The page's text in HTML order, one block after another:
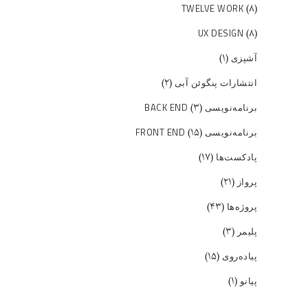
TWELVE WORK (۸)
UX DESIGN (۸)
آشپزی (۱)
انتشارات پنگوئن آبی (۲)
برنامه‌نویسی BACK END (۳)
برنامه‌نویسی FRONT END (۱۵)
پادکست‌ها (۱۷)
پرواز(۲۱)
پروژه‌ها (۴۳)
پلیمر(۳)
پیاده‌روی (۱۵)
پیانو(۱)